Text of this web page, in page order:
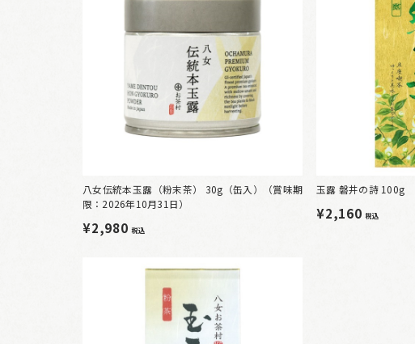
八女伝統本玉露（粉末茶） 30g（缶入）（賞味期
限：2026年10月31日）
¥2,980税込
玉露 磐井の詩 100g
¥2,160税込